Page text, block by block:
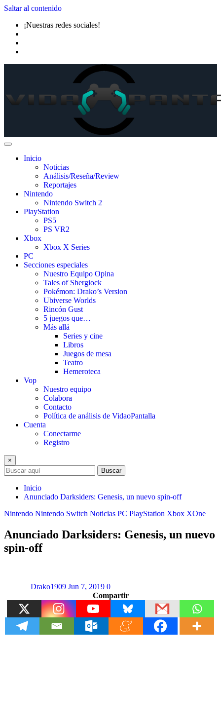
Saltar al contenido
¡Nuestras redes sociales!
Inicio
Noticias
Análisis/Reseña/Review
Reportajes
Nintendo
Nintendo Switch 2
PlayStation
PS5
PS VR2
Xbox
Xbox X Series
PC
Secciones especiales
Nuestro Equipo Opina
Tales of Shergiock
Pokémon: Drako’s Version
Ubiverse Worlds
Rincón Gust
5 juegos que…
Más allá
Series y cine
Libros
Juegos de mesa
Teatro
Hemeroteca
Vop
Nuestro equipo
Colabora
Contacto
Política de análisis de VidaoPantalla
Cuenta
Conectarme
Registro
×
Buscar
Inicio
Anunciado Darksiders: Genesis, un nuevo spin-off
Nintendo Nintendo Switch Noticias PC PlayStation Xbox XOne
Anunciado Darksiders: Genesis, un nuevo
spin-off
Drako1909 Jun 7, 2019 0
Compartir